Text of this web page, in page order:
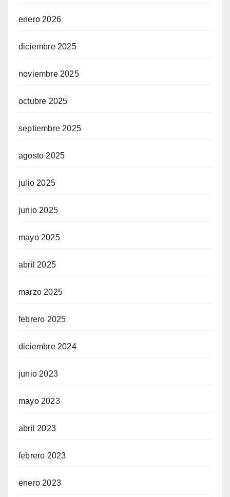
enero 2026
diciembre 2025
noviembre 2025
octubre 2025
septiembre 2025
agosto 2025
julio 2025
junio 2025
mayo 2025
abril 2025
marzo 2025
febrero 2025
diciembre 2024
junio 2023
mayo 2023
abril 2023
febrero 2023
enero 2023